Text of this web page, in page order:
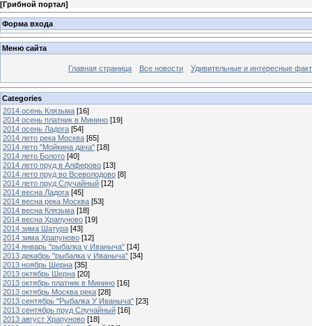
[Грибной портал]
Форма входа
Меню сайта
Главная страница Все новости Удивительные и интересные
Categories
2014 осень Клязьма [16]
2014 осень платник в Минино [19]
2014 осень Ладога [54]
2014 лето река Москва [65]
2014 лето "Мойкина дача" [18]
2014 лето Болото [40]
2014 лето пруд в Алферово [13]
2014 лето пруд во Всеволодово [8]
2014 лето пруд Случайный [12]
2014 весна Ладога [45]
2014 весна река Москва [53]
2014 весна Клязьма [18]
2014 весна Храпуново [19]
2014 зима Шатура [43]
2014 зима Храпуново [12]
2014 январь "рыбалка у Иваныча" [14]
2013 декабрь "рыбалка у Иваныча" [34]
2013 ноябрь Шерна [35]
2013 октябрь Шерна [20]
2013 октябрь платник в Минино [16]
2013 октябрь Москва река [28]
2013 сентябрь "Рыбалка У Иваныча" [23]
2013 сентябрь пруд Случайный [16]
2013 август Храпуново [18]